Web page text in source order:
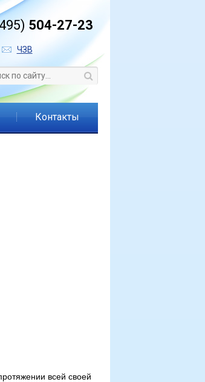
504-27-23
ЧЗВ
Контакты
всей своей